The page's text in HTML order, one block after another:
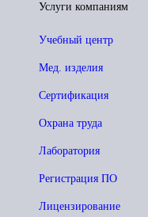
Услуги компаниям
Учебный центр
Мед. изделия
Сертификация
Охрана труда
Лаборатория
Регистрация ПО
Лицензирование